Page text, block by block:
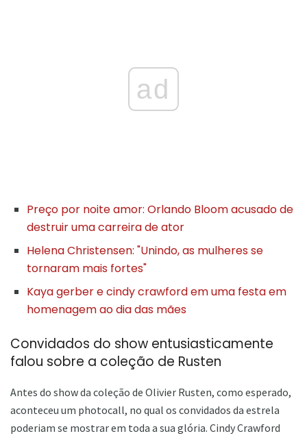
ad
Preço por noite amor: Orlando Bloom acusado de
destruir uma carreira de ator
Helena Christensen: "Unindo, as mulheres se
tornaram mais fortes"
Kaya gerber e cindy crawford em uma festa em
homenagem ao dia das mães
Convidados do show entusiasticamente
falou sobre a coleção de Rusten
Antes do show da coleção de Olivier Rusten, como esperado,
aconteceu um photocall, no qual os convidados da estrela
poderiam se mostrar em toda a sua glória. Cindy Crawford